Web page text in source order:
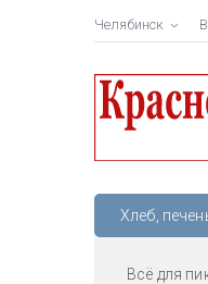
Челябинск
Хлеб,
Всё для